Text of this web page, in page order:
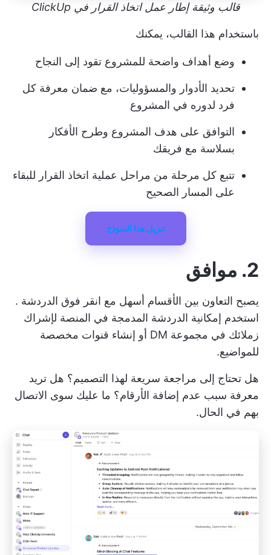
قالب وثيقة إطار عمل اتخاذ القرار في ClickUp
باستخدام هذا القالب، يمكنك
وضع أهداف واضحة للمشروع تقود إلى النجاح
تحديد الأدوار والمسؤوليات، مع ضمان معرفة كل
فرد لدوره في المشروع
التوافق على هدف المشروع وطرح الأفكار
بسلاسة مع فريقك
تتبع كل مرحلة من مراحل عملية اتخاذ القرار للبقاء
على المسار الصحيح
تنزيل هذا النموذج
2. موافق
يصبح التعاون بين الأقسام أسهل مع انقر فوق الدردشة .
استخدم إمكانية الدردشة المدمجة في المنصة لإشراك
زملائك في مجموعة DM أو إنشاء قنوات مخصصة
للمواضيع.
هل تحتاج إلى مراجعة سريعة لهذا التصميم؟ هل تريد
معرفة سبب عدم إضافة الأرقام؟ ما عليك سوى الاتصال
بهم في الحال.